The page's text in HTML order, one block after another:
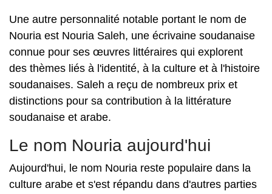
Une autre personnalité notable portant le nom de
Nouria est Nouria Saleh, une écrivaine soudanaise
connue pour ses œuvres littéraires qui explorent
des thèmes liés à l'identité, à la culture et à l'histoire
soudanaises. Saleh a reçu de nombreux prix et
distinctions pour sa contribution à la littérature
soudanaise et arabe.
Le nom Nouria aujourd'hui
Aujourd'hui, le nom Nouria reste populaire dans la
culture arabe et s'est répandu dans d'autres parties